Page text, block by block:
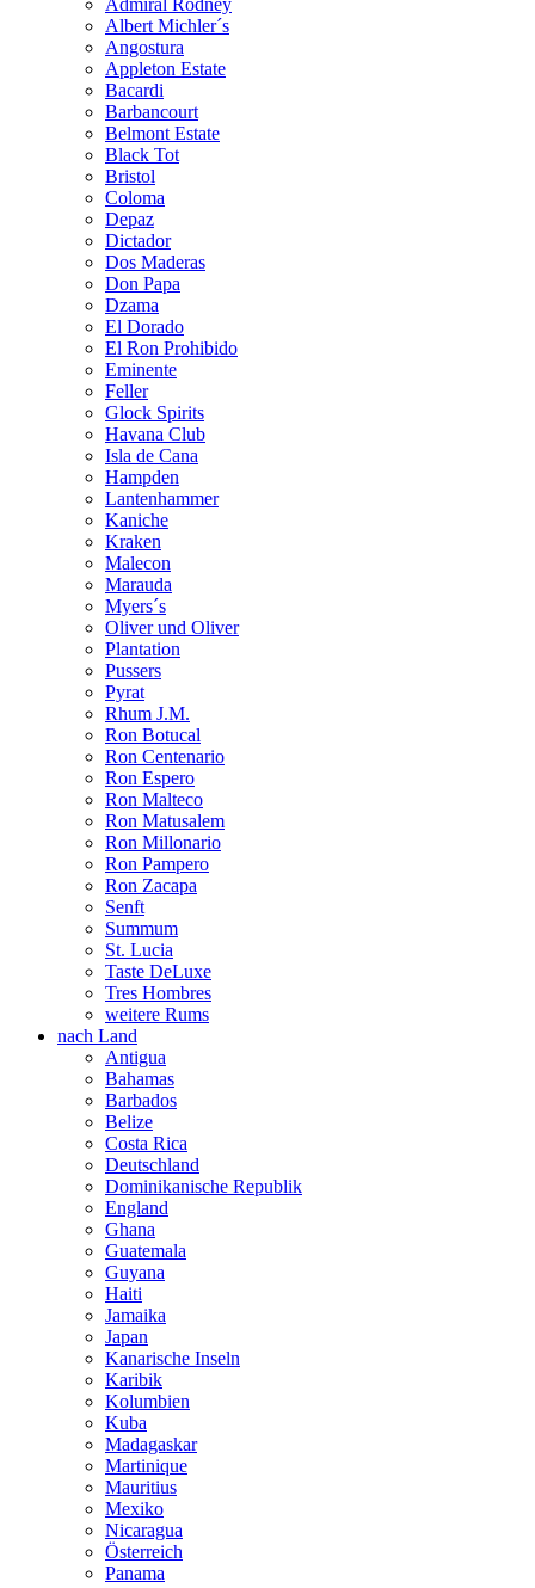
Admiral Rodney
Albert Michler´s
Angostura
Appleton Estate
Bacardi
Barbancourt
Belmont Estate
Black Tot
Bristol
Coloma
Depaz
Dictador
Dos Maderas
Don Papa
Dzama
El Dorado
El Ron Prohibido
Eminente
Feller
Glock Spirits
Havana Club
Isla de Cana
Hampden
Lantenhammer
Kaniche
Kraken
Malecon
Marauda
Myers´s
Oliver und Oliver
Plantation
Pussers
Pyrat
Rhum J.M.
Ron Botucal
Ron Centenario
Ron Espero
Ron Malteco
Ron Matusalem
Ron Millonario
Ron Pampero
Ron Zacapa
Senft
Summum
St. Lucia
Taste DeLuxe
Tres Hombres
weitere Rums
nach Land
Antigua
Bahamas
Barbados
Belize
Costa Rica
Deutschland
Dominikanische Republik
England
Ghana
Guatemala
Guyana
Haiti
Jamaika
Japan
Kanarische Inseln
Karibik
Kolumbien
Kuba
Madagaskar
Martinique
Mauritius
Mexiko
Nicaragua
Österreich
Panama